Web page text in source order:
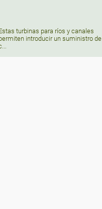
turbinas para ríos y canales
introducir un suministro de